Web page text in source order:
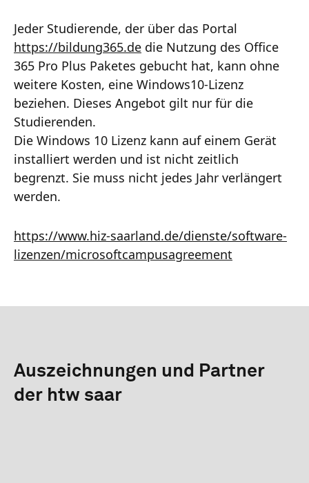
Jeder Studierende, der über das Portal
https://bildung365.de die Nutzung des Office
365 Pro Plus Paketes gebucht hat, kann ohne
weitere Kosten, eine Windows10-Lizenz
beziehen. Dieses Angebot gilt nur für die
Studierenden.
Die Windows 10 Lizenz kann auf einem Gerät
installiert werden und ist nicht zeitlich
begrenzt. Sie muss nicht jedes Jahr verlängert
werden.
https://www.hiz-saarland.de/dienste/software-
lizenzen/microsoftcampusagreement
Auszeichnungen und Partner
der htw saar